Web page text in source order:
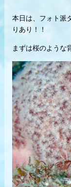
本日は、フォト派
りあり！！
まずは桜のような